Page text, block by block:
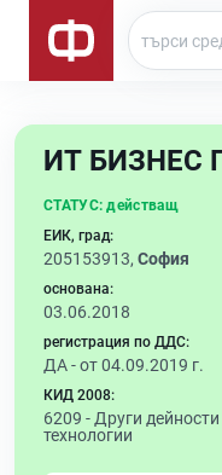
ИТ БИЗНЕС
СТАТУС: действащ
ЕИК, град:
205153913, София
основана:
03.06.2018
регистрация по ДДС:
ДА - от 04.09.2019 г.
КИД 2008:
6209 - Други
технологии